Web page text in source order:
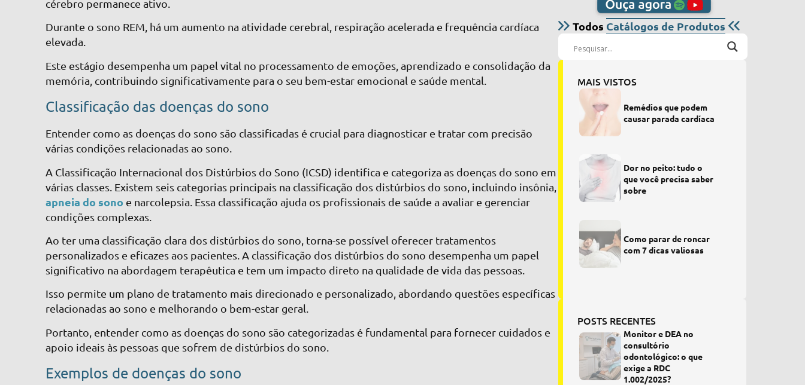
cérebro permanece ativo.
Durante o sono REM, há um aumento na atividade cerebral, respiração acelerada e frequência cardíaca
elevada.
Este estágio desempenha um papel vital no processamento de emoções, aprendizado e consolidação da
memória, contribuindo significativamente para o seu bem-estar emocional e saúde mental.
Classificação das doenças do sono
Entender como as doenças do sono são classificadas é crucial para diagnosticar e tratar com precisão
várias condições relacionadas ao sono.
A Classificação Internacional dos Distúrbios do Sono (ICSD) identifica e categoriza as doenças do sono em
várias classes. Existem seis categorias principais na classificação dos distúrbios do sono, incluindo insônia,
apneia do sono e narcolepsia. Essa classificação ajuda os profissionais de saúde a avaliar e gerenciar
condições complexas.
Ao ter uma classificação clara dos distúrbios do sono, torna-se possível oferecer tratamentos
personalizados e eficazes aos pacientes. A classificação dos distúrbios do sono desempenha um papel
significativo na abordagem terapêutica e tem um impacto direto na qualidade de vida das pessoas.
Isso permite um plano de tratamento mais direcionado e personalizado, abordando questões específicas
relacionadas ao sono e melhorando o bem-estar geral.
Portanto, entender como as doenças do sono são categorizadas é fundamental para fornecer cuidados e
apoio ideais às pessoas que sofrem de distúrbios do sono.
Exemplos de doenças do sono
Todos Catálogos de Produtos
MAIS VISTOS
Remédios que podem
causar parada cardíaca
Dor no peito: tudo o
que você precisa saber
sobre
Como parar de roncar
com 7 dicas valiosas
POSTS RECENTES
Monitor e DEA no
consultório
odontológico: o que
exige a RDC
1.002/2025?